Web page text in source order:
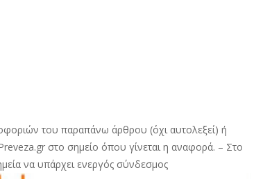
του παραπάνω άρθρου (όχι αυτολεξεί) ή
στο σημείο όπου γίνεται η αναφορά. – Στο
να υπάρχει ενεργός σύνδεσμος